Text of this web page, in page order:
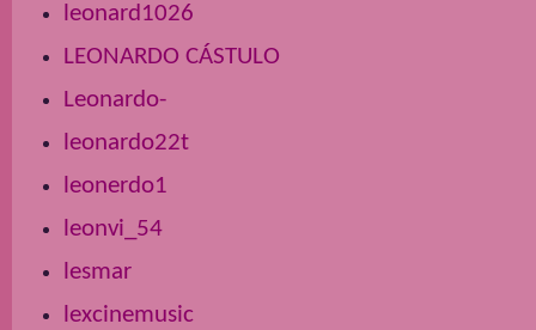
leonard1026
LEONARDO CÁSTULO
Leonardo-
leonardo22t
leonerdo1
leonvi_54
lesmar
lexcinemusic